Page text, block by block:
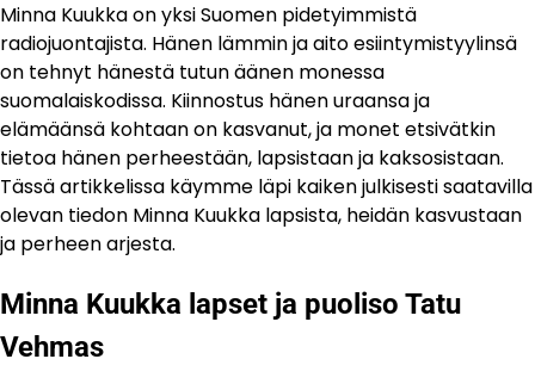
Minna Kuukka on yksi Suomen pidetyimmistä
radiojuontajista. Hänen lämmin ja aito esiintymistyylinsä
on tehnyt hänestä tutun äänen monessa
suomalaiskodissa. Kiinnostus hänen uraansa ja
elämäänsä kohtaan on kasvanut, ja monet etsivätkin
tietoa hänen perheestään, lapsistaan ja kaksosistaan.
Tässä artikkelissa käymme läpi kaiken julkisesti saatavilla
olevan tiedon Minna Kuukka lapsista, heidän kasvustaan
ja perheen arjesta.
Minna Kuukka lapset ja puoliso Tatu
Vehmas